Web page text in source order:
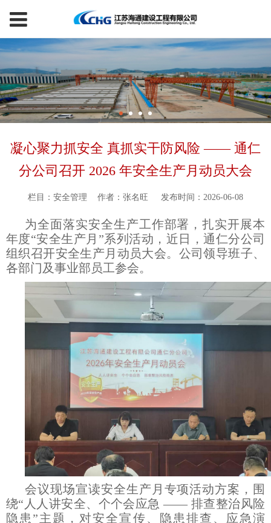
凝心聚力抓安全 真抓实干防风险 —— 通仁
分公司召开 2026 年安全生产月动员大会
栏目：安全管理 作者：张名旺 发布时间：2026-06-08
为全面落实安全生产工作部署，扎实开展本
年度“安全生产月”系列活动，近日，通仁分公司
组织召开安全生产月动员大会。公司领导班子、
各部门及事业部员工参会。
会议现场宣读安全生产月专项活动方案，围
绕“人人讲安全、个个会应急 —— 排查整治风险
隐患”主题，对安全宣传、隐患排查、应急演